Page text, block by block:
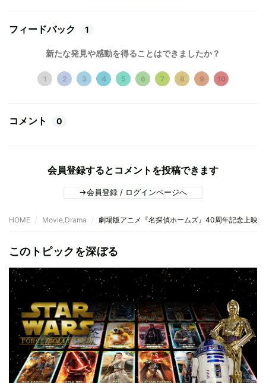
フィードバック 1
新たな発見や感動を得ることはできましたか？
1 2 3 4 5 6 7 8 9 10
コメント 0
会員登録するとコメントを投稿できます
会員登録 / ログインページへ
HOME Movie,Drama 劇場版アニメ『名探偵ホームズ』40周年記念上映
このトピックを深ぼる